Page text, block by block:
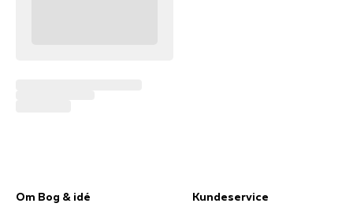
Om Bog & idé Kundeservice